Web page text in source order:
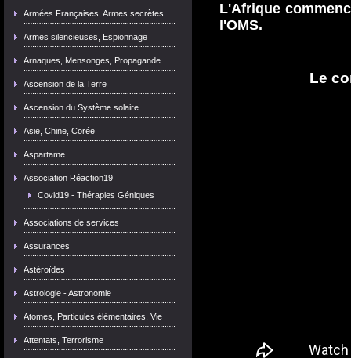
Armées Françaises, Armes secrètes
Armes silencieuses, Espionnage
Arnaques, Mensonges, Propagande
Ascension de la Terre
Ascension du Système solaire
Asie, Chine, Corée
Aspartame
Association Réaction19
Covid19 - Thérapies Géniques
Associations de services
Assurances
Astéroïdes
Astrologie - Astronomie
Atomes, Particules élémentaires, Vie
Attentats, Terrorisme
L'Afrique
l'OMS.
Le